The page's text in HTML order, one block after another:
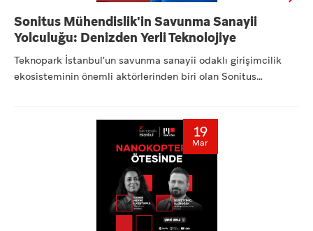
Sonitus Mühendislik'in Savunma Sanayii
Yolculuğu: Denizden Yerli Teknolojiye
Teknopark İstanbul'un savunma sanayii odaklı girişimcilik
ekosisteminin önemli aktörlerinden biri olan Sonitus
19
Mar